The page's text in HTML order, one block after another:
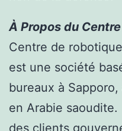
À Propos du
Centre de
est une société
bureaux à
en Arabie